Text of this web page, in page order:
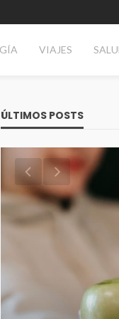
VIAJES
ÚLTIMOS POSTS
Día del